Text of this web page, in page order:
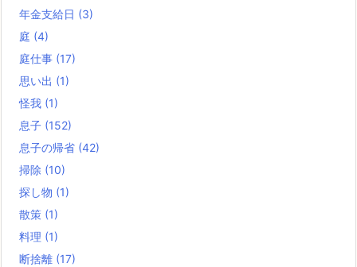
年金支給日 (3)
庭 (4)
庭仕事 (17)
思い出 (1)
怪我 (1)
息子 (152)
息子の帰省 (42)
掃除 (10)
探し物 (1)
散策 (1)
料理 (1)
断捨離 (17)